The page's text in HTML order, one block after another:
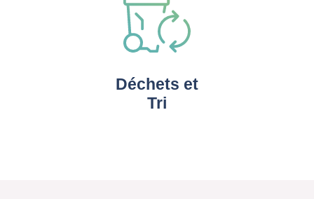
Déchets et
Tri